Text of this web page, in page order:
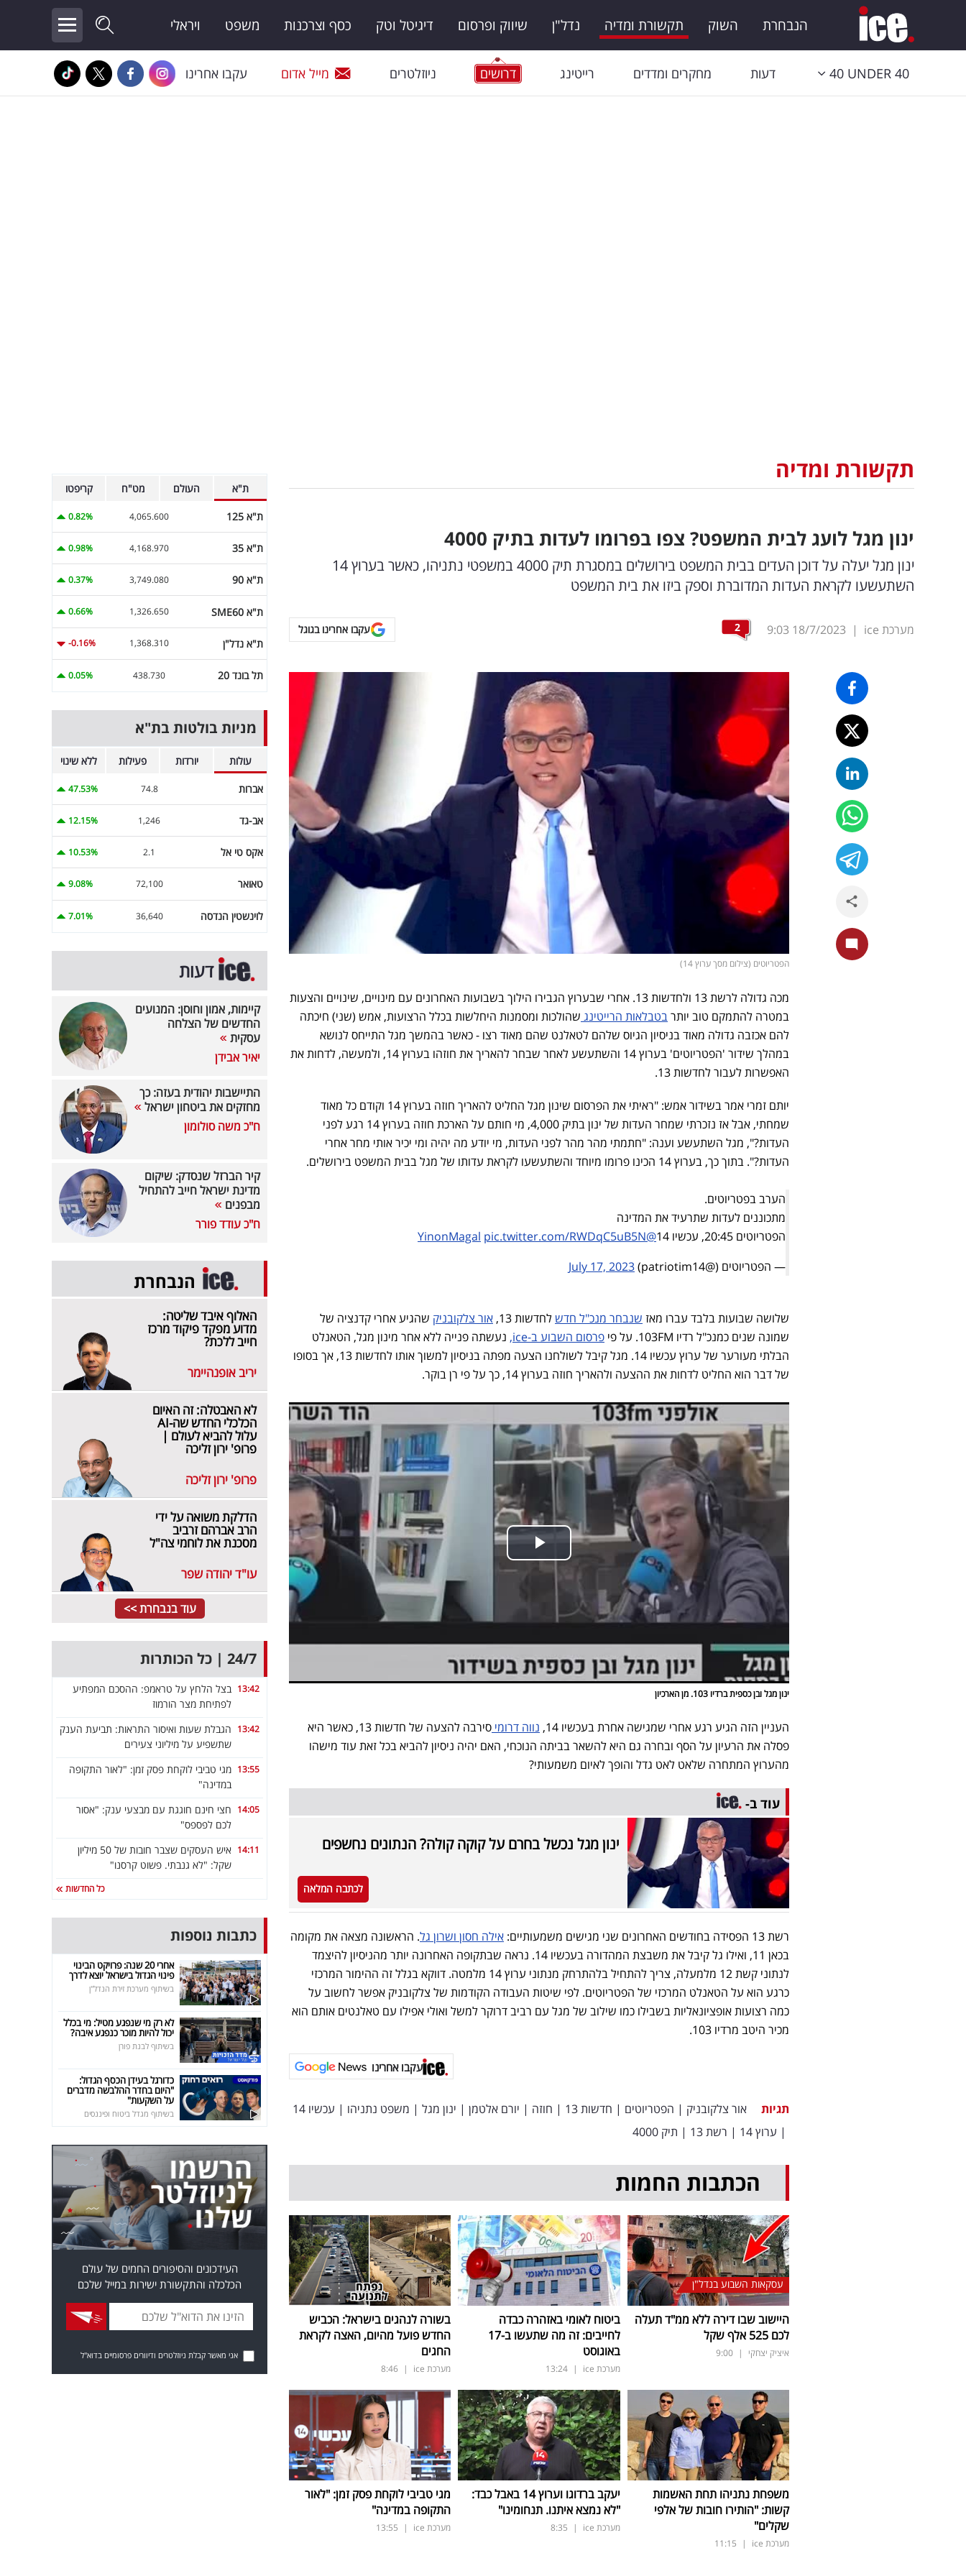
הנבחרת השוק תקשורת ומדיה נדל"ן שיווק ופרסום דיגיטל וטק כסף וצרכנות משפט ויראלי
40 UNDER 40 דעות מחקרים ומדדים רייטינג דרושים ניוזלטרים מייל אדום עקבו אחרינו
תקשורת ומדיה
ינון מגל לועג לבית המשפט? צפו בפרומו לעדות בתיק 4000
ינון מגל יעלה על דוכן העדים בבית המשפט בירושלים במסגרת תיק 4000 במשפטי נתניהו, כאשר בערוץ 14
השתעשעו לקראת העדות המדוברת וספק ביזו את בית המשפט
מערכת ice |
18/7/2023
9:03
2 עקבו אחרינו בגוגל
הפטריוטים (צילום מסך ערוץ 14)
מכה גדולה לרשת 13 ולחדשות 13. אחרי שבערוץ הגבירו הילוך בשבועות האחרונים עם מינויים, שינויים והצעות
במטרה להתמקם טוב יותרבטבלאות הרייטינג שהולכות ומסמנות היחלשות בכלל הרצועות, אמש (שני) חיכתה
להם אכזבה גדולה מאוד בניסיון הגיוס שלהם לטאלנט שהם מאוד רצו - כאשר בהמשך מגל התייחס לנושא
במהלך שידור 'הפטריוטים' בערוץ 14 והשתעשע לאחר שבחר להאריך את חוזהו בערוץ 14, ולמעשה, לדחות את
האפשרות לעבור לחדשות 13.
יותם זמרי אמר בשידור אמש: "ראיתי את הפרסום שינון מגל החליט להאריך חוזה בערוץ 14 וקודם כל מאוד
שמחתי, אבל אז נזכרתי שמחר העדות של ינון בתיק 4,000, מי חותם על הארכת חוזה בערוץ 14 רגע לפני
העדות?", מגל השתעשע וענה: "חתמתי מהר מהר לפני העדות, מי יודע מה יהיה ומי יכיר אותי מחר אחרי
העדות?". בתוך כך, בערוץ 14 הכינו פרומו מיוחד והשתעשעו לקראת עדותו של מגל בבית המשפט בירושלים.
הערב בפטריוטים.
מתכוננים לעדות שתרעיד את המדינה
הפטריוטים 20:45, עכשיו 14
@YinonMagal
pic.twitter.com/RWDqC5uB5N
— הפטריוטים (@patriotim14)
July 17, 2023
שלושה שבועות בלבד עברו מאז שנבחר מנכ"ל חדשלחדשות 13, אור צלקובניק שהגיע אחרי קדנציה של
שמונה שנים כמנכ"ל רדיו 103FM. על פי
פרסום השבוע ב-ice,
נעשתה פנייה ללא אחר מינון מגל, הטאנלט
הבלתי מעורער של ערוץ עכשיו 14. מגל קיבל לשולחנו הצעה מפתה בניסיון למשוך אותו לחדשות 13, אך בסופו
של דבר הוא החליט לדחות את ההצעה ולהאריך חוזה בערוץ 14, כך על פי רן בוקר.
ינון מגל ובן כספית ברדיו 103. מן הארכיון
העניין הזה הגיע רגע אחרי שמגישה אחרת בעכשיו 14, נווה דרומי
סירבה להצעה של חדשות 13, כאשר היא
פסלה את הרעיון על הסף ובחרה גם היא להשאר בביתה הנוכחי, האם יהיה ניסיון להביא בכל זאת עוד מישהו
מהערוץ המתחרה שלאט לאט גדל והופך לאיום משמעותי?
עוד ב-
ינון מגל נכשל בחרם על קוקה קולה? הנתונים נחשפים
לכתבה המלאה
רשת 13 הפסידה בחודשים האחרונים שני מגישים משמעותיים: אילה חסון ושרון גל. הראשונה מצאה את מקומה
בכאן 11, ואילו גל קיבל את משבצת המהדורה בעכשיו 14. נראה שבתקופה האחרונה יותר מהניסיון להיצמד
לנתוני קשת 12 מלמעלה, צריך להתחיל בלהתרחק מנתוני ערוץ 14 מלמטה. דווקא בגלל זה ההימור המרכזי
כרגע הוא על הטאנלט המרכזי של הפטריוטים. לפי שיטות העבודה הקודמות של צלקובניק אפשר לחשוב על
כמה רצועות אופציונאליות בשבילו כמו שילוב של מגל עם רביב דרוקר למשל ואולי אפילו עם טאלנטים אותם הוא
מכיר היטב מרדיו 103.
עקבו אחרינו
תגיות אור צלקובניק | הפטריוטים | חדשות 13 | חוזה | יורם אלטמן | ינון מגל | משפט נתניהו | עכשיו 14
| ערוץ 14 | רשת 13 | תיק 4000
הכתבות החמות
עסקאות השבוע בנדל"ן
היישוב שבו דירה ללא ממ"ד תעלה
לכם 525 אלף שקל
איציק יצחקי |
9:00
ביטוח לאומי באזהרה כבדה
לחייבים: זה מה שתעשו ב-17
באוגוסט
מערכת ice |
13:24
בשורה לנהגים בישראל: הכביש
החדש פועל מהיום, האצה לקראת
החגים
מערכת ice |
8:46
משפחת נתניהו תחת האשמות
קשות: "הותירו חובות של אלפי
שקלים"
מערכת ice |
11:15
יעקב ברדוגו וערוץ 14 באבל כבד:
"לא נמצא איתנו. תנחומינו"
מערכת ice |
8:35
מגי טביבי לוקחת פסק זמן: "לאור
התקופה במדינה"
מערכת ice |
13:55
ת"א העולם מט"ח קריפטו
ת"א 125 4,065.600
0.82%
ת"א 35 4,168.970
0.98%
ת"א 90 3,749.080
0.37%
ת"א SME60 1,326.650
0.66%
ת"א נדל"ן 1,368.310
-0.16%
תל בונד 20 438.730
0.05%
מניות בולטות בת"א
עולות יורדות פעילות ללא שינוי
אברות 74.8
47.53%
אב-גד 1,246
12.15%
אקס טי אל 2.1
10.53%
טאואר 72,100
9.08%
לוינשטין הנדסה 36,640
7.01%
דעות
קיימות, אמון וחוסן: המנועים
החדשים של הצלחה
עסקית
יאיר אבידן
התיישבות יהודית בעזה: כך
מחזקים את ביטחון ישראל
ח"כ משה סולומון
קיר הברזל שנסדק: שיקום
מדינת ישראל חייב להתחיל
מבפנים
ח"כ עודד פורר
הנבחרת
האלוף איבד שליטה:
מדוע מפקד פיקוד מרכז
חייב ללכת?
יריב אופנהיימר
לא האבטלה: זה האיום
הכלכלי החדש שה-AI
עלול להביא לעולם |
פרופ' ירון זליכה
פרופ' ירון זליכה
הדלקת משואה על ידי
הרב אברהם זרביב
מסכנת את לוחמי צה"ל
עו"ד יהודה שפר
עוד בנבחרת >>
24/7 | כל הכותרות
13:42 בצל הלחץ על טראמפ: ההסכם המפתיע
לפתיחת מצר הורמוז
13:42 הגבלת שעות ואיסור התראות: תביעת הענק
שתשפיע על מיליוני צעירים
13:55 מגי טביבי לוקחת פסק זמן: "לאור התקופה
במדינה"
14:05 חצי חינם חוגגת עם מבצעי ענק: "אסור
לכם לפספס"
14:11
איש העסקים שצבר חובות של 50 מיליון
שקל: "לא גנבתי. פשוט קרסנו"
כל החדשות
כתבות נוספות
אחרי 20 שנה: פרויקט הבינוי
פינוי הגדול בישראל יוצא לדרך
בשיתוף מערכת זירת הנדל"ן
לא רק מי שנפגע מטיל: מי בכלל
יכול להיות מוכר כנפגע איבה?
בשיתוף לבנת פורן
כדורגל בעידן הכסף הגדול:
"היום בחדר ההלבשה מדברים
על השקעות"
בשיתוף מגדל ביטוח ופיננסים
העידכונים והסיפורים החמים של עולם
הכלכלה והתקשורת ישירות במייל שלכם
אני מאשר קבלת ניוזלטרים ודיוורים פרסומיים בדוא"ל